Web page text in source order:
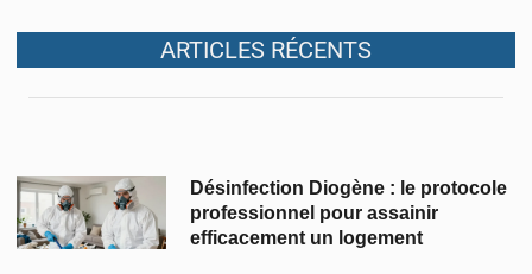
ARTICLES RÉCENTS
Désinfection Diogène : le protocole
professionnel pour assainir
efficacement un logement